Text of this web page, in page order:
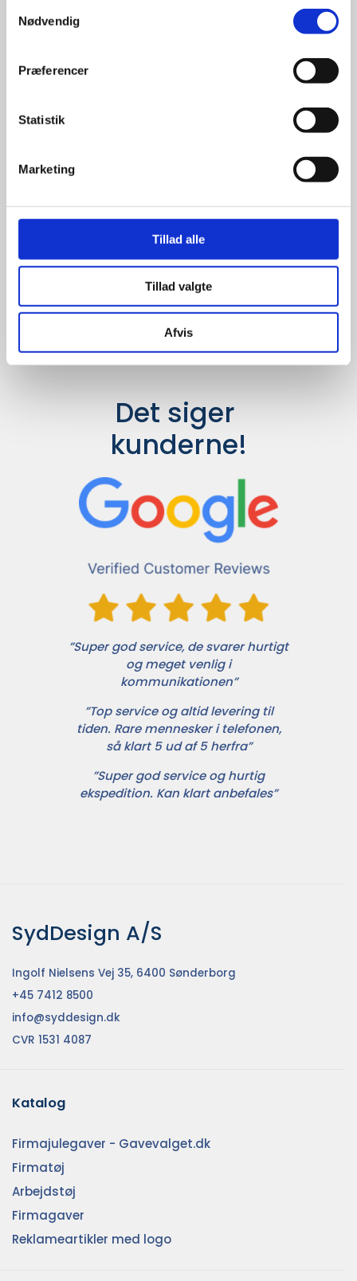
Nødvendig
Præferencer
Statistik
Marketing
Tillad alle
Tillad valgte
Afvis
Udvalget er langt større, så har I en
idé til et konkret produkt, eller et
helt særligt ønske, så send en
forespørgsel tilinfo@syddesign.dk,
så finder vi det helt rigtige produkt
til en konkurrence dygtig pris.
Det siger
kunderne!
”Super god service, de svarer hurtigt
og meget venlig i
kommunikationen”
”Top service og altid levering til
tiden. Rare mennesker i telefonen,
så klart 5 ud af 5 herfra”
”Super god service og hurtig
ekspedition. Kan klart anbefales”
SydDesign A/S
Ingolf Nielsens Vej 35, 6400 Sønderborg
+45 7412 8500
info@syddesign.dk
CVR 1531 4087
Katalog
Firmajulegaver - Gavevalget.dk
Firmatøj
Arbejdstøj
Firmagaver
Reklameartikler med logo